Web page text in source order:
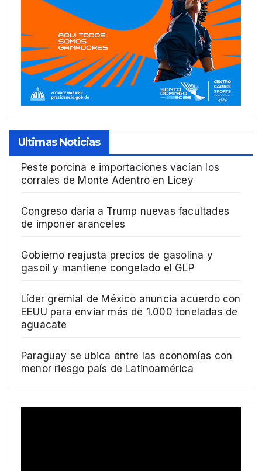
Ultimas Noticias
Peste porcina e importaciones vacían los
corrales de Monte Adentro en Licey
Congreso daría a Trump nuevas facultades
de imponer aranceles
Gobierno reajusta precios de gasolina y
gasoil y mantiene congelado el GLP
Líder gremial de México anuncia acuerdo con
EEUU para enviar más de 1.000 toneladas de
aguacate
Paraguay se ubica entre las economías con
menor riesgo país de Latinoamérica